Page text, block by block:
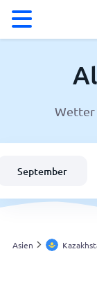
Wetter in
Schweiz
Deutschland
Wetter
September
Asien